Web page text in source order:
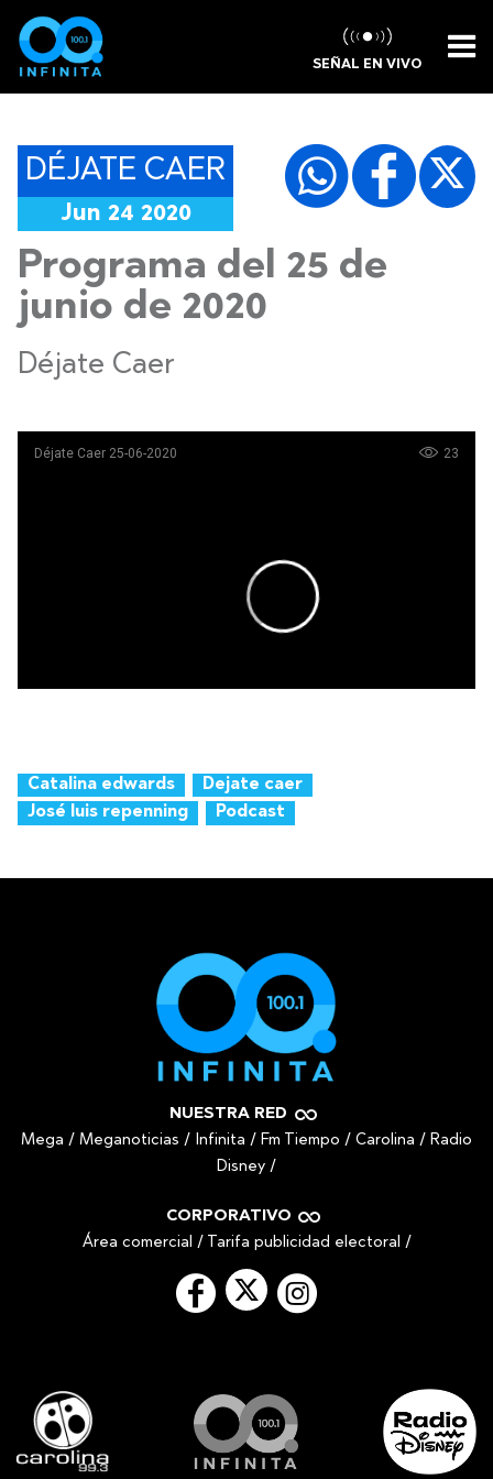
SEÑAL EN VIVO
DÉJATE CAER
Jun 24 2020
Programa del 25 de
junio de 2020
Déjate Caer
Catalina edwards
Dejate caer
José luis repenning
Podcast
NUESTRA RED
Mega / Meganoticias / Infinita / Fm Tiempo / Carolina / Radio
Disney /
CORPORATIVO
Área comercial / Tarifa publicidad electoral /